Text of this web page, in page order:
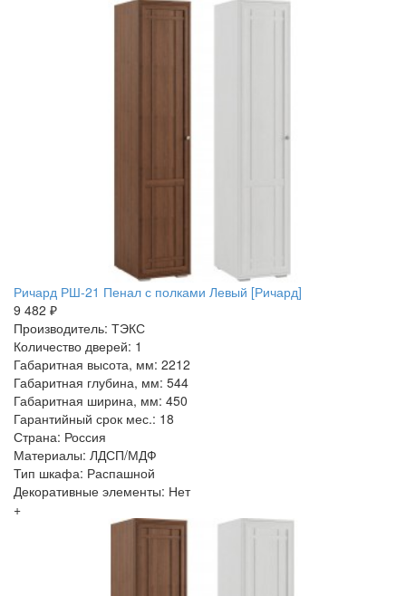
Ричард РШ-21 Пенал с полками Левый [Ричард]
9 482 ₽
Производитель: ТЭКС
Количество дверей: 1
Габаритная высота, мм: 2212
Габаритная глубина, мм: 544
Габаритная ширина, мм: 450
Гарантийный срок мес.: 18
Страна: Россия
Материалы: ЛДСП/МДФ
Тип шкафа: Распашной
Декоративные элементы: Нет
+